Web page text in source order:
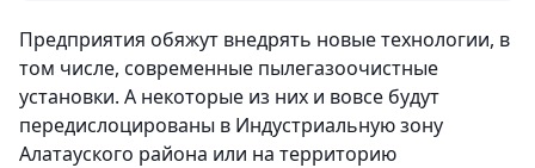
Предприятия обяжут внедрять новые технологии, в
том числе, современные пылегазоочистные
установки. А некоторые из них и вовсе будут
передислоцированы в Индустриальную зону
Алатауского района или на территорию